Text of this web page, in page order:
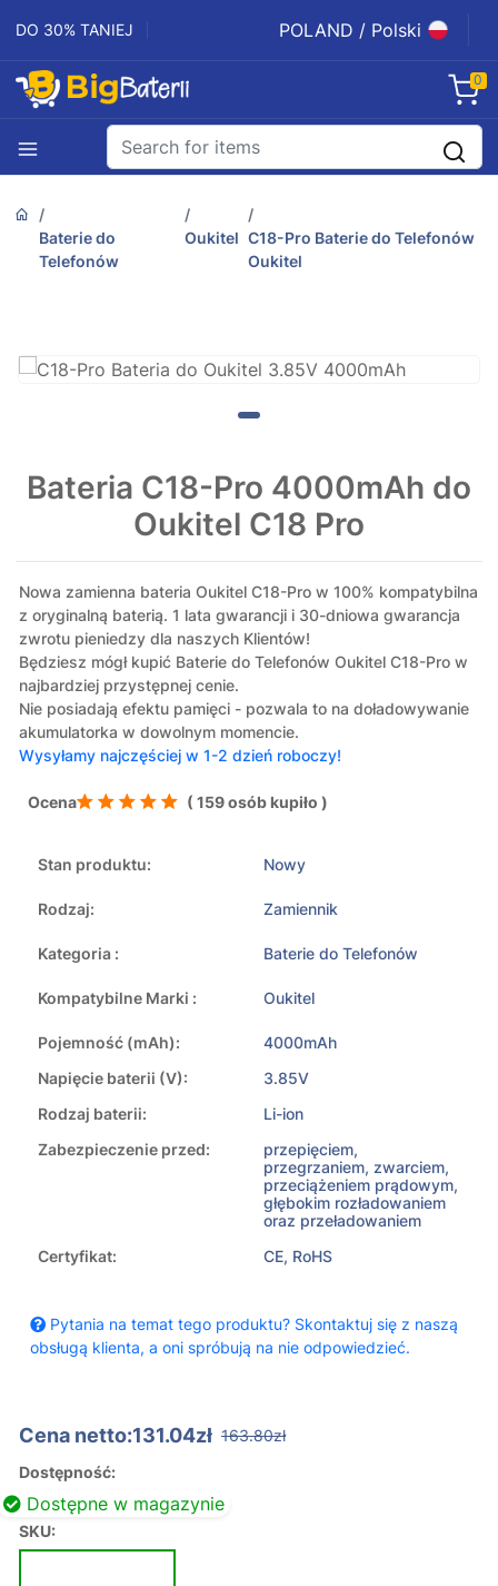
DO 30% TANIEJ POLAND / Polski
0
Baterie do
Telefonów
Oukitel C18-Pro Baterie do Telefonów
Oukitel
Bateria C18-Pro 4000mAh do
Oukitel C18 Pro
Nowa zamienna bateria Oukitel C18-Pro w 100% kompatybilna
z oryginalną baterią. 1 lata gwarancji i 30-dniowa gwarancja
zwrotu pieniedzy dla naszych Klientów!
Będziesz mógł kupić Baterie do Telefonów Oukitel C18-Pro w
najbardziej przystępnej cenie.
Nie posiadają efektu pamięci - pozwala to na doładowywanie
akumulatorka w dowolnym momencie.
Wysyłamy najczęściej w 1-2 dzień roboczy!
Ocena ( 159 osób kupiło )
Stan produktu: Nowy
Rodzaj: Zamiennik
Kategoria : Baterie do Telefonów
Kompatybilne Marki : Oukitel
Pojemność (mAh):
4000mAh
Napięcie baterii (V):
3.85V
Rodzaj baterii:
Li-ion
Zabezpieczenie przed:
przepięciem,
przegrzaniem, zwarciem,
przeciążeniem prądowym,
głębokim rozładowaniem
oraz przeładowaniem
Certyfikat:
CE, RoHS
Pytania na temat tego produktu? Skontaktuj się z naszą
obsługą klienta, a oni spróbują na nie odpowiedzieć.
Cena netto:131.04zł 163.80zł
Dostępność:
Dostępne w magazynie
SKU: